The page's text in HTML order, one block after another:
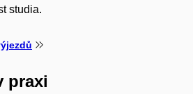
studia.
praxi